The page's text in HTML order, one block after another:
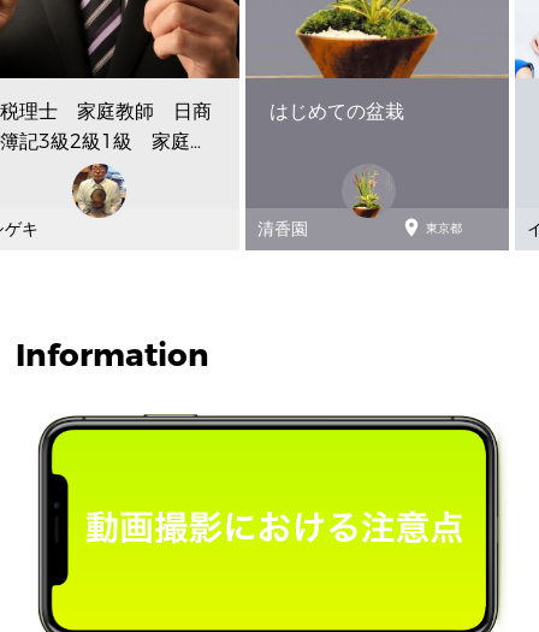
税理士 家庭教師 日商
簿記3級2級1級 家庭教
師 Skype・プライベ...
ゲキ
はじめての盆栽
清香園  東京都
Information